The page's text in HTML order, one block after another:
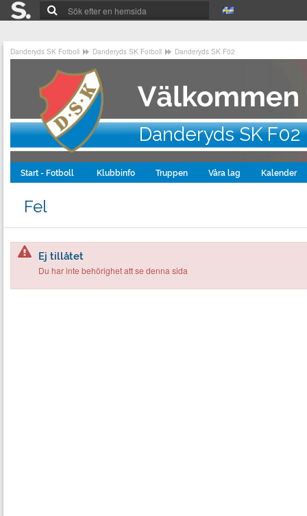
Danderyds SK Fotboll Danderyds SK Fotboll Danderyds SK F02
Danderyds SK F02
Start - Fotboll Klubbinfo Truppen Våra lag Kalender
Fel
Ej tillåtet
Du har inte behörighet att se denna sida